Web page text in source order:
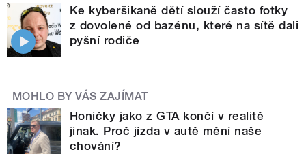
Ke kyberšikaně dětí slouží často fotky
z dovolené od bazénu, které na sítě dali
pyšní rodiče
MOHLO BY VÁS ZAJÍMAT
Honičky jako z GTA končí v realitě
jinak. Proč jízda v autě mění naše
chování?